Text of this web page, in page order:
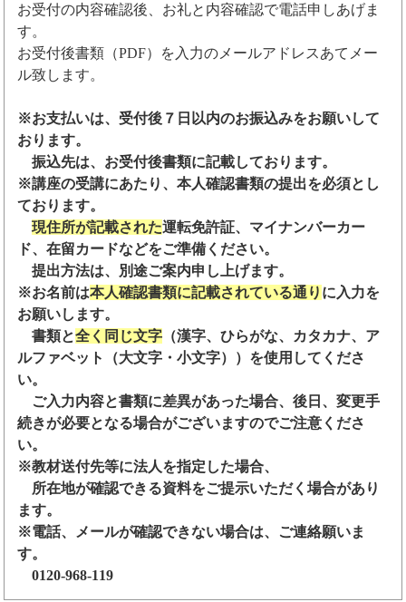
お受付の内容確認後、お礼と内容確認で電話申しあげま
す。
お受付後書類（PDF）を入力のメールアドレスあてメー
ル致します。
※お支払いは、受付後７日以内のお振込みをお願いして
おります。
振込先は、お受付後書類に記載しております。
※講座の受講にあたり、本人確認書類の提出を必須とし
ております。
現住所が記載された運転免許証、マイナンバーカー
ド、在留カードなどをご準備ください。
提出方法は、別途ご案内申し上げます。
※お名前は本人確認書類に記載されている通り に入力を
お願いします。
書類と全く同じ文字 （漢字、ひらがな、カタカナ、ア
ルファベット（大文字・小文字））を使用してくださ
い。
ご入力内容と書類に差異があった場合、後日、変更手
続きが必要となる場合がございますのでご注意くださ
い。
※教材送付先等に法人を指定した場合、
所在地が確認できる資料をご提示いただく場合があり
ます。
※電話、メールが確認できない場合は、ご連絡願いま
す。
0120-968-119